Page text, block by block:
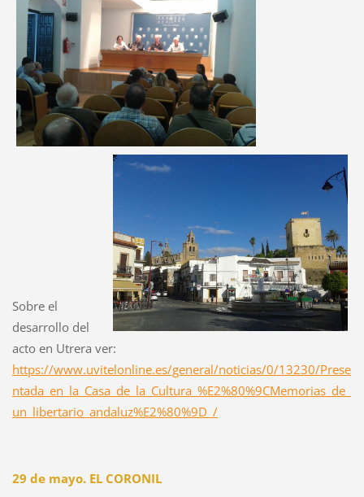
Sobre el
desarrollo del
acto en Utrera ver:
https://www.uvitelonline.es/general/noticias/0/13230/Prese
ntada_en_la_Casa_de_la_Cultura_%E2%80%9CMemorias_de_
un_libertario_andaluz%E2%80%9D_/
29 de mayo. EL CORONIL